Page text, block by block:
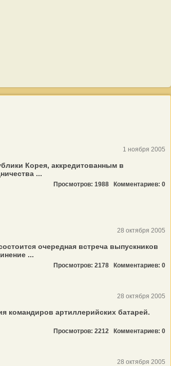
1 ноября 2005
Корея, аккредитованным в
...
Просмотров: 1988 Комментариев: 0
28 октября 2005
очередная встреча выпускников
...
Просмотров: 2178 Комментариев: 0
28 октября 2005
командиров артиллерийских батарей.
Просмотров: 2212 Комментариев: 0
28 октября 2005